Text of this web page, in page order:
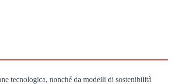
tecnologica, nonché da modelli di sostenibilità